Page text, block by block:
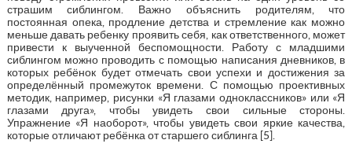
страшим сиблингом. Важно объяснить родителям, что
постоянная опека, продление детства и стремление как можно
меньше давать ребенку проявить себя, как ответственного, может
привести к выученной беспомощности. Работу с младшими
сиблингом можно проводить с помощью написания дневников, в
которых ребёнок будет отмечать свои успехи и достижения за
определённый промежуток времени. С помощью проективных
методик, например, рисунки «Я глазами одноклассников» или «Я
глазами друга», чтобы увидеть свои сильные стороны.
Упражнение «Я наоборот», чтобы увидеть свои яркие качества,
которые отличают ребёнка от старшего сиблинга [5].